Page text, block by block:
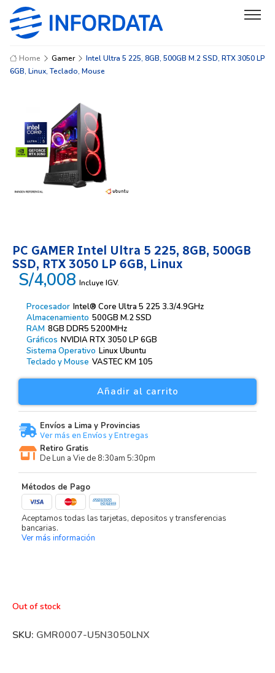
Home Gamer
Intel Ultra 5 225, 8GB, 500GB M.2 SSD, RTX 3050 LP
6GB, Linux, Teclado, Mouse
PC GAMER Intel Ultra 5 225, 8GB, 500GB
SSD, RTX 3050 LP 6GB, Linux
Procesador Intel® Core Ultra 5 225 3.3/4.9GHz
Almacenamiento 500GB M.2 SSD
RAM 8GB DDR5 5200MHz
Gráficos NVIDIA RTX 3050 LP 6GB
Sistema Operativo Linux Ubuntu
Teclado y Mouse VASTEC KM 105
S/4,008 Incluye IGV.
Añadir al carrito
Envíos a Lima y Provincias
Ver más en Envíos y Entregas
Retiro Gratis
De Lun a Vie de 8:30am 5:30pm
Métodos de Pago
Aceptamos todas las tarjetas, depositos y transferencias
bancarias.
Ver más información
Out of stock
SKU: GMR0007-U5N3050LNX